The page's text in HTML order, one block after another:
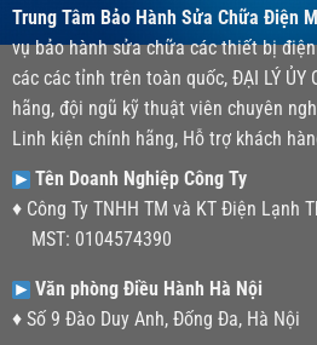
Trung Tâm Bảo Hành Sửa Chữa Điện
vụ bảo hành sửa chữa các thiết bị
các các tỉnh trên toàn quốc, ĐẠI LÝ ỦY
hãng, đội ngũ kỹ thuật viên chuyên
Linh kiện chính hãng, Hỗ trợ khách
Tên Doanh Nghiệp Công Ty
♦ Công Ty TNHH TM và KT Điện Lạnh
MST: 0104574390
Văn phòng Điều Hành Hà Nội
♦ Số 9 Đào Duy Anh, Đống Đa, Hà Nội